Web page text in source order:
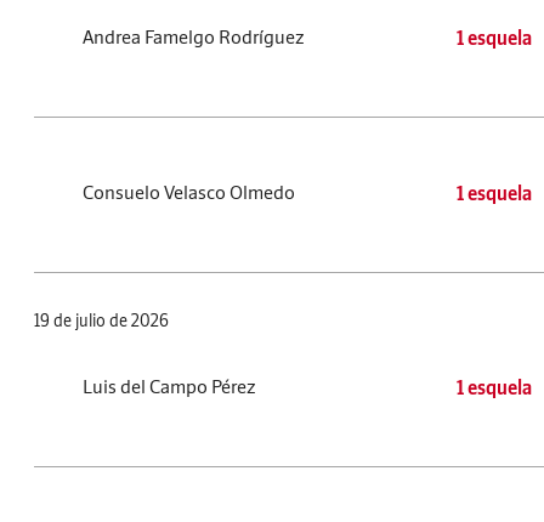
Andrea Famelgo Rodríguez 1 esquela
Consuelo Velasco Olmedo 1 esquela
19 de julio de 2026
Luis del Campo Pérez 1 esquela